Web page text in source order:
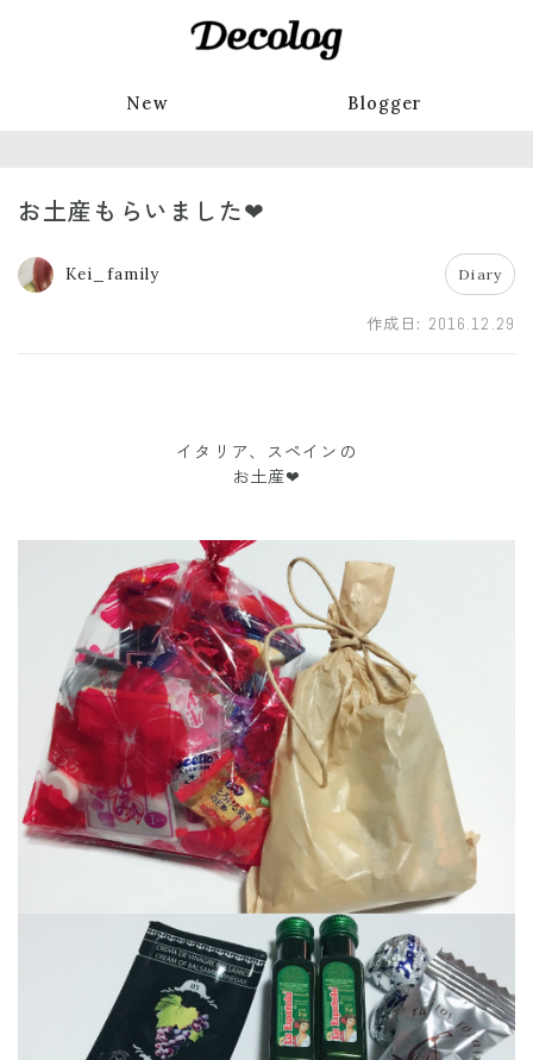
New Blogger
お土産もらいました❤︎
Kei_family Diary
作成日: 2016.12.29
イタリア、スペインの
お土産❤︎